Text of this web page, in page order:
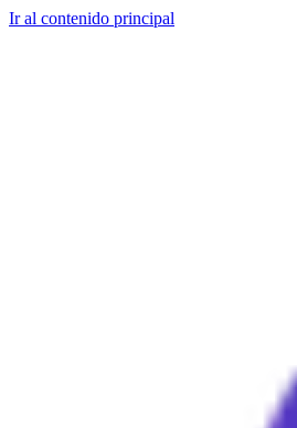
Ir al contenido principal